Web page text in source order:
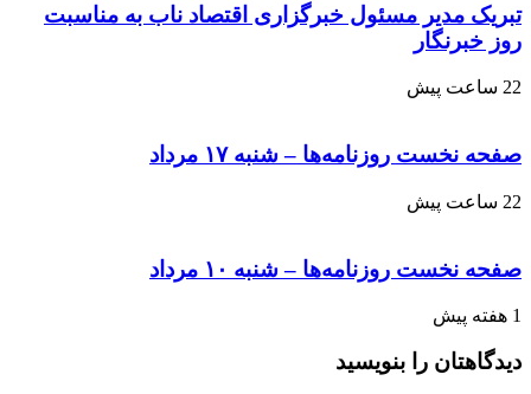
تبریک مدیر مسئول خبرگزاری اقتصاد ناب به مناسبت
روز خبرنگار
22 ساعت پیش
صفحه نخست روزنامه‌ها – شنبه ۱۷ مرداد
22 ساعت پیش
صفحه نخست روزنامه‌ها – شنبه ۱۰ مرداد
1 هفته پیش
دیدگاهتان را بنویسید